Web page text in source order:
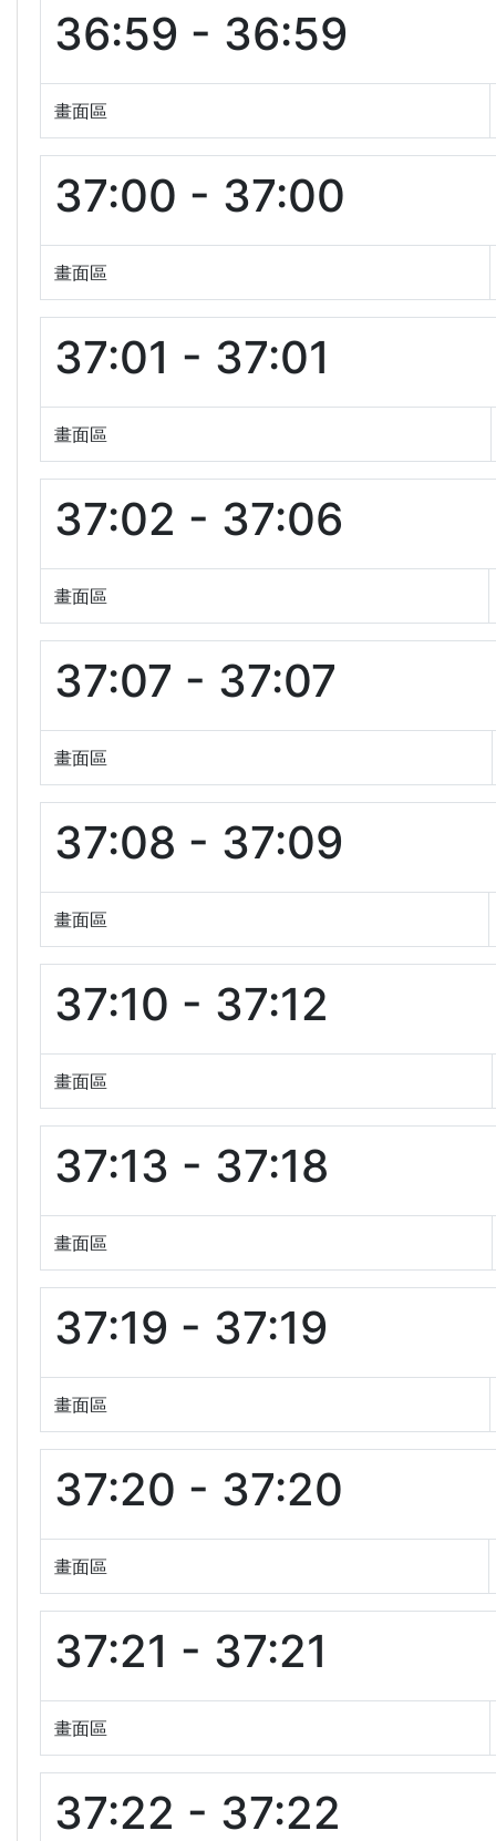
36:59 - 36:59
畫面區
37:00 - 37:00
畫面區
37:01 - 37:01
畫面區
37:02 - 37:06
畫面區
37:07 - 37:07
畫面區
37:08 - 37:09
畫面區
37:10 - 37:12
畫面區
37:13 - 37:18
畫面區
37:19 - 37:19
畫面區
37:20 - 37:20
畫面區
37:21 - 37:21
畫面區
37:22 - 37:22